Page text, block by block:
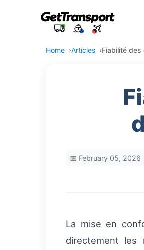
Home Articles Fiabilité
📅 February 05, 2026
La mise en
directement